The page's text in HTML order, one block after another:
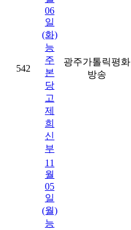
542
06
일
(화)
능
주
본
당
고
제
희
신
부
광주가톨릭평화
방송
11
월
05
일
(월)
능